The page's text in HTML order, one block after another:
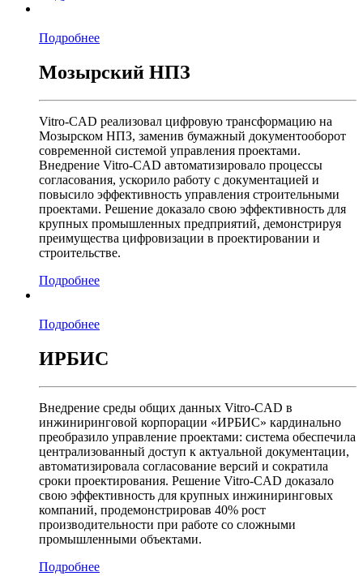
Подробнее
Мозырский НПЗ
Vitro-CAD реализовал цифровую трансформацию на
Мозырском НПЗ, заменив бумажный документооборот
современной системой управления проектами.
Внедрение Vitro-CAD автоматизировало процессы
согласования, ускорило работу с документацией и
повысило эффективность управления строительными
проектами. Решение доказало свою эффективность для
крупных промышленных предприятий, демонстрируя
преимущества цифровизации в проектировании и
строительстве.
Подробнее
Подробнее
ИРБИС
Внедрение среды общих данных Vitro-CAD в
инжиниринговой корпорации «ИРБИС» кардинально
преобразило управление проектами: система обеспечила
централизованный доступ к актуальной документации,
автоматизировала согласование версий и сократила
сроки проектирования. Решение Vitro-CAD доказало
свою эффективность для крупных инжиниринговых
компаний, продемонстрировав 40% рост
производительности при работе со сложными
промышленными объектами.
Подробнее